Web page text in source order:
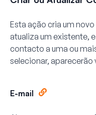
Esta ação cria um
atualiza um existente,
contacto a uma ou
selecionar,
E-mail